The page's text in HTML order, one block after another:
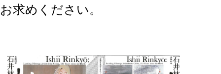
お求めください。